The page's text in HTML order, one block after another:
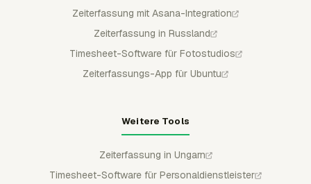
Zeiterfassung mit Asana-Integration
Zeiterfassung in Russland
Timesheet-Software für Fotostudios
Zeiterfassungs-App für Ubuntu
Weitere Tools
Zeiterfassung in Ungarn
Timesheet-Software für Personaldienstleister